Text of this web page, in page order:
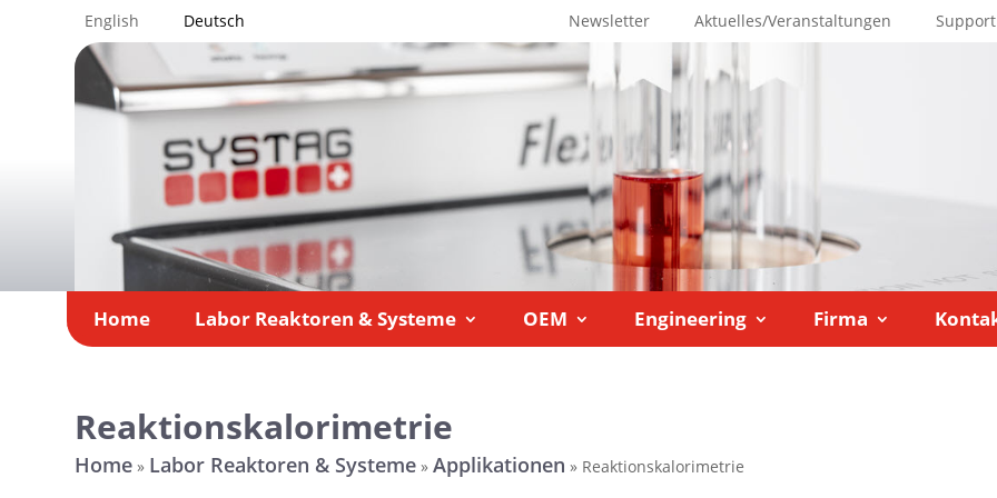
English Deutsch Newsletter Aktuelles/Veranstaltungen Support
Home Labor Reaktoren & Systeme OEM Engineering Firma
Reaktionskalorimetrie
Home » Labor Reaktoren & Systeme »Applikationen » Reaktionskalorimetrie